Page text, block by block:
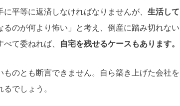
平等に返済しなければなりませんが、 生活して
るのが何より怖い」と考え、倒産に踏み切れない
て委ねれば、
自宅を残せるケースもあります。
のとも断言できません。自ら築き上げた会社を
でしょう。